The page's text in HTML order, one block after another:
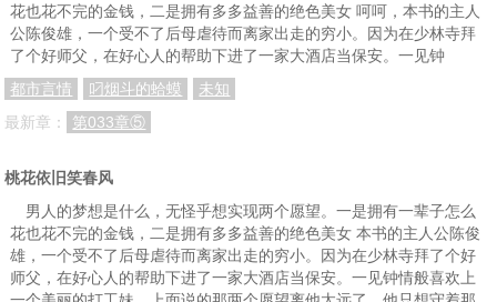
87长的太美，也是累赘 88你是劝我放下屠刀么 89五天以后，结束一切
90我要爱情，不要暧昧 91他爱我，所以要杀我 92我赌你，舍不得杀我
93温柔如他却最是无情 94你就那么爱九歌黎么
96再不会有人比我爱你
花也花不完的金钱，二是拥有多多益善的绝色美女 呵呵，本书的主人
公陈俊雄，一个受不了后母虐待而离家出走的穷小。因为在少林寺拜
了个好师父，在好心人的帮助下进了一家大酒店当保安。一见钟
都市言情
叼烟斗的蛤蟆
未知
最新章：
第033章⑤
桃花依旧笑春风
男人的梦想是什么，无怪乎想实现两个愿望。一是拥有一辈子怎么
花也花不完的金钱，二是拥有多多益善的绝色美女 本书的主人公陈俊
雄，一个受不了后母虐待而离家出走的穷小。因为在少林寺拜了个好
师父，在好心人的帮助下进了一家大酒店当保安。一见钟情般喜欢上